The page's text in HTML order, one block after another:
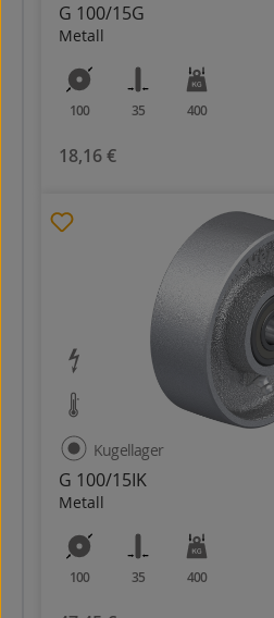
G 100/15G
Metall
100 35 400
18,16 €
G 100/15IK
Metall
Kugellager
100 35 400